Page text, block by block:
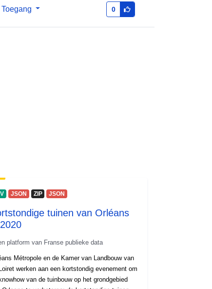
Toegang 0
JSON ZIP JSON
tuinen van Orléans
platform van Franse publieke data
Métropole en de Kamer van Landbouw van
werken aan een kortstondig evenement om
van de tuinbouw op het grondgebied